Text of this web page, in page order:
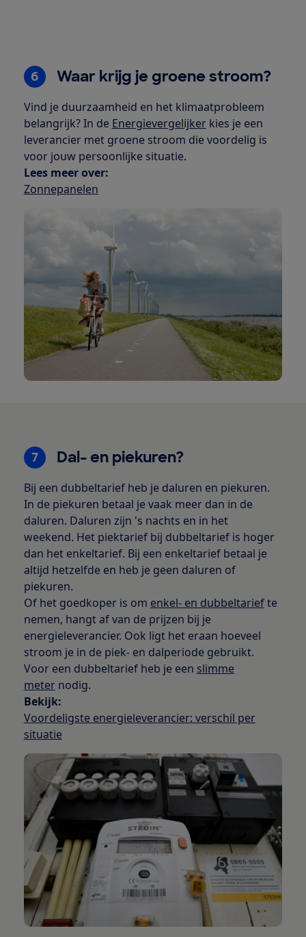
6 Waar krijg je groene stroom?
Vind je duurzaamheid en het klimaatprobleem
belangrijk? In de Energievergelijkerkies je een
leverancier met groene stroom die voordelig is
voor jouw persoonlijke situatie.
Lees meer over:
Zonnepanelen
7 Dal- en piekuren?
Bij een dubbeltarief heb je daluren en piekuren.
In de piekuren betaal je vaak meer dan in de
daluren. Daluren zijn 's nachts en in het
weekend. Het piektarief bij dubbeltarief is hoger
dan het enkeltarief. Bij een enkeltarief betaal je
altijd hetzelfde en heb je geen daluren of
piekuren.
Of het goedkoper is om enkel- en dubbeltariefte
nemen, hangt af van de prijzen bij je
energieleverancier. Ook ligt het eraan hoeveel
stroom je in de piek- en dalperiode gebruikt.
Voor een dubbeltarief heb je een slimme
meternodig.
Bekijk:
Voordeligste energieleverancier: verschil per
situatie